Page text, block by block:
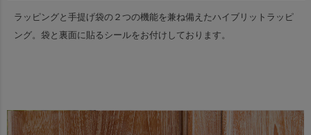
ラッピングと手提げ袋の２つの機能を兼ね備えたハイブリットラッピ
ング。 袋と裏面に貼るシールをお付けしております。